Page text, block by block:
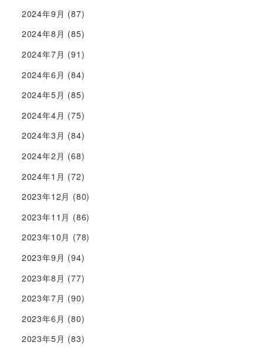
2024年9月 (87)
2024年8月 (85)
2024年7月 (91)
2024年6月 (84)
2024年5月 (85)
2024年4月 (75)
2024年3月 (84)
2024年2月 (68)
2024年1月 (72)
2023年12月 (80)
2023年11月 (86)
2023年10月 (78)
2023年9月 (94)
2023年8月 (77)
2023年7月 (90)
2023年6月 (80)
2023年5月 (83)